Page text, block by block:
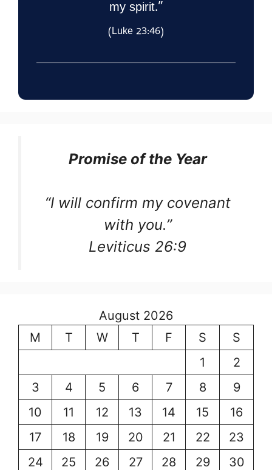
my spirit.”
(Luke 23:46)
Promise of the Year
“I will confirm my covenant
with you.”
Leviticus 26:9
August 2026
M
T W T F S
S
1
2
3
4 5 6 7 8
9
10
11 12 13 14 15
16
17
18 19 20 21 22
23
24
25 26 27 28 29
30